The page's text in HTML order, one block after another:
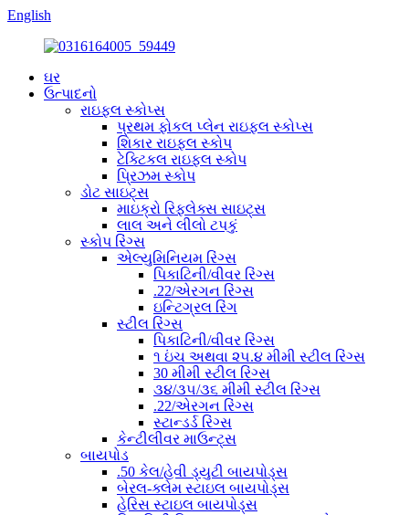
English
ઘર
ઉત્પાદનો
રાઇફલ સ્કોપ્સ
પ્રથમ ફોકલ પ્લેન રાઇફલ સ્કોપ્સ
શિકાર રાઇફલ સ્કોપ
ટેક્ટિકલ રાઇફલ સ્કોપ
પ્રિઝમ સ્કોપ
ડોટ સાઇટ્સ
માઇક્રો રિફ્લેક્સ સાઇટ્સ
લાલ અને લીલો ટપકું
સ્કોપ રિંગ્સ
એલ્યુમિનિયમ રિંગ્સ
પિકાટિની/વીવર રિંગ્સ
.22/એરગન રિંગ્સ
ઇન્ટિગ્રલ રિંગ
સ્ટીલ રિંગ્સ
પિકાટિની/વીવર રિંગ્સ
૧ ઇંચ અથવા ૨૫.૪ મીમી સ્ટીલ રિંગ્સ
30 મીમી સ્ટીલ રિંગ્સ
૩૪/૩૫/૩૬ મીમી સ્ટીલ રિંગ્સ
.22/એરગન રિંગ્સ
સ્ટાન્ડર્ડ રિંગ્સ
કેન્ટીલીવર માઉન્ટ્સ
બાયપોડ
.50 કેલ/હેવી ડ્યુટી બાયપોડ્સ
બેરલ-ક્લેમ સ્ટાઇલ બાયપોડ્સ
હેરિસ સ્ટાઇલ બાયપોડ્સ